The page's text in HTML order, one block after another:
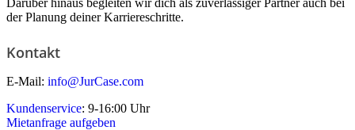
der Planung deiner Karriereschritte.
Kontakt
E-Mail: info@JurCase.com
Kundenservice: 9-16:00 Uhr
Mietanfrage aufgeben